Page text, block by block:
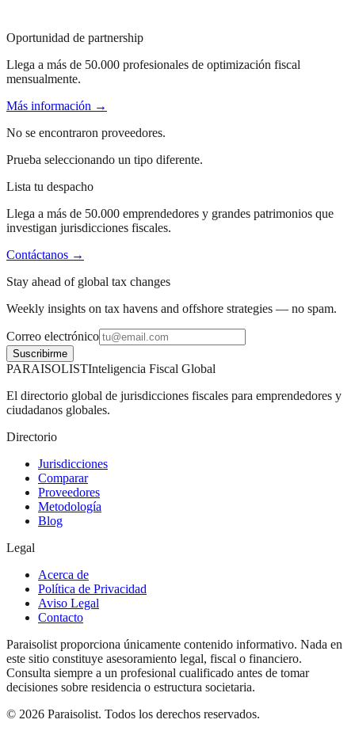
Oportunidad de partnership
Llega a más de 50.000 profesionales de optimización fiscal
mensualmente.
Más información →
No se encontraron proveedores.
Prueba seleccionando un tipo diferente.
Lista tu despacho
Llega a más de 50.000 emprendedores y grandes patrimonios que
investigan jurisdicciones fiscales.
Contáctanos →
Stay ahead of global tax changes
Weekly insights on tax havens and offshore strategies — no spam.
Correo electrónico
Suscribirme
PARAISOLISTInteligencia Fiscal Global
El directorio global de jurisdicciones fiscales para emprendedores y
ciudadanos globales.
Directorio
Jurisdicciones
Comparar
Proveedores
Metodología
Blog
Legal
Acerca de
Política de Privacidad
Aviso Legal
Contacto
Paraisolist proporciona únicamente contenido informativo. Nada en
este sitio constituye asesoramiento legal, fiscal o financiero.
Consulta siempre a un profesional cualificado antes de tomar
decisiones sobre residencia o estructura societaria.
© 2026 Paraisolist. Todos los derechos reservados.